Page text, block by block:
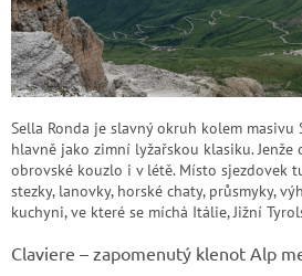
Sella Ronda je slavný okruh kolem
hlavně jako zimní lyžařskou klasiku. Jenže
obrovské kouzlo i v létě. Místo sjezdovek
stezky, lanovky, horské chaty, průsmyky,
kuchyni, ve které se míchá Itálie, Jižní
Claviere – zapomenutý klenot Alp